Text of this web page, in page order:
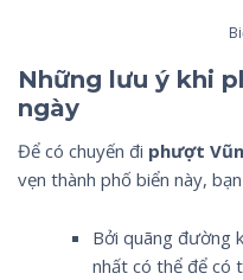
Những lưu ý khi
ngày
Để có chuyến đi phượt
vẹn thành phố biển này,
Bởi quãng đường
nhất có thể để có